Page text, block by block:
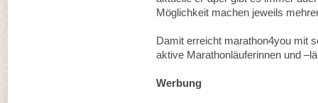
Möglichkeit machen jeweils
Damit erreicht marathon4you mit
aktive Marathonläuferinnen und
Werbung